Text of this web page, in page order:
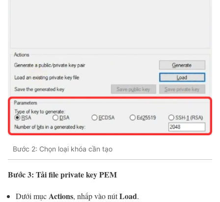
Bước 2: Chọn loại khóa cần tạo
Bước 3: Tải file private key PEM
Dưới mụcActions, nhấp vào nútLoad.